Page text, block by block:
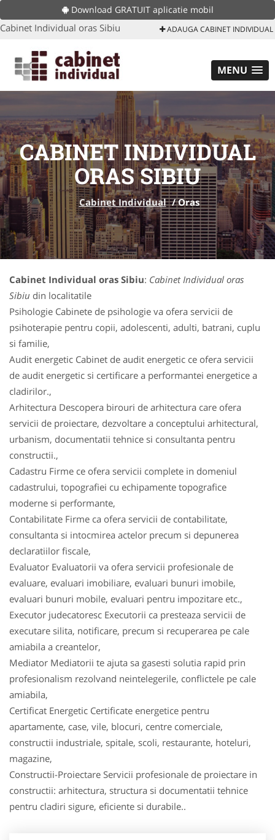
Download GRATUIT aplicatie mobil
Cabinet Individual oras Sibiu ADAUGA CABINET INDIVIDUAL
MENU
CABINET INDIVIDUAL
ORAS SIBIU
Cabinet Individual /Oras
Cabinet Individual oras Sibiu: Cabinet Individual oras
Sibiu din localitatile
Psihologie Cabinete de psihologie va ofera servicii de
psihoterapie pentru copii, adolescenti, adulti, batrani, cuplu
si familie,
Audit energetic Cabinet de audit energetic ce ofera servicii
de audit energetic si certificare a performantei energetice a
cladirilor.,
Arhitectura Descopera birouri de arhitectura care ofera
servicii de proiectare, dezvoltare a conceptului arhitectural,
urbanism, documentatii tehnice si consultanta pentru
constructii.,
Cadastru Firme ce ofera servicii complete in domeniul
cadastrului, topografiei cu echipamente topografice
moderne si performante,
Contabilitate Firme ca ofera servicii de contabilitate,
consultanta si intocmirea actelor precum si depunerea
declaratiilor fiscale,
Evaluator Evaluatorii va ofera servicii profesionale de
evaluare, evaluari imobiliare, evaluari bunuri imobile,
evaluari bunuri mobile, evaluari pentru impozitare etc.,
Executor judecatoresc Executorii ca presteaza servicii de
executare silita, notificare, precum si recuperarea pe cale
amiabila a creantelor,
Mediator Mediatorii te ajuta sa gasesti solutia rapid prin
profesionalism rezolvand neintelegerile, conflictele pe cale
amiabila,
Certificat Energetic Certificate energetice pentru
apartamente, case, vile, blocuri, centre comerciale,
constructii industriale, spitale, scoli, restaurante, hoteluri,
magazine,
Constructii-Proiectare Servicii profesionale de proiectare in
constructii: arhitectura, structura si documentatii tehnice
pentru cladiri sigure, eficiente si durabile..